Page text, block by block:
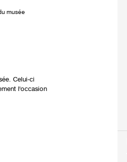
musée
Celui-ci
l'occasion